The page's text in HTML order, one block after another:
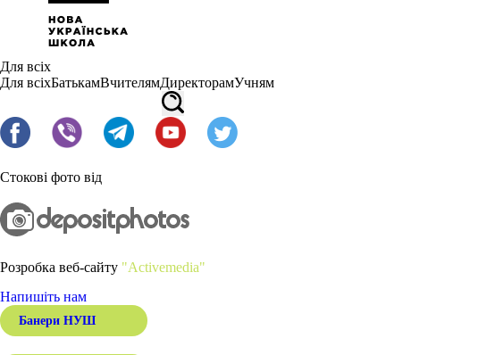
Для всіх
Для всіхБатькамВчителямДиректорамУчням
Стокові фото від
Розробка веб-сайту "Activemedia"
Напишіть нам
Банери НУШ